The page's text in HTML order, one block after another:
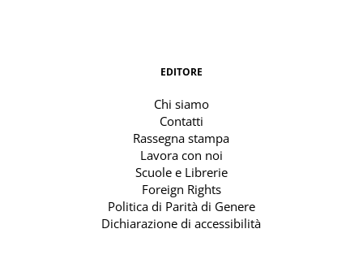
EDITORE
Chi siamo
Contatti
Rassegna stampa
Lavora con noi
Scuole e Librerie
Foreign Rights
Politica di Parità di Genere
Dichiarazione di accessibilità